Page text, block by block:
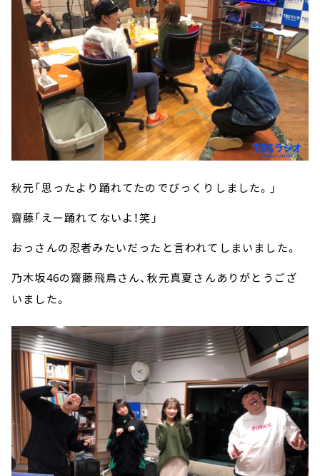
秋元「思ったより踊れてたのでびっくりしました。」
齋藤「えー踊れてないよ！笑」
おっさんの忍者みたいだったと言われてしまいました。
乃木坂46の齋藤飛鳥さん、秋元真夏さんありがとうござ
いました。